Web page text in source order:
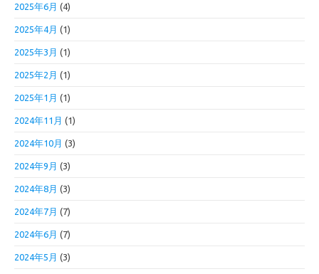
2025年6月 (4)
2025年4月 (1)
2025年3月 (1)
2025年2月 (1)
2025年1月 (1)
2024年11月 (1)
2024年10月 (3)
2024年9月 (3)
2024年8月 (3)
2024年7月 (7)
2024年6月 (7)
2024年5月 (3)